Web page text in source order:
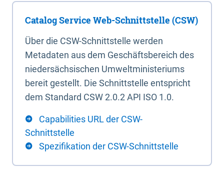
Catalog Service Web-Schnittstelle (CSW)
Über die CSW-Schnittstelle werden
Metadaten aus dem Geschäftsbereich des
niedersächsischen Umweltministeriums
bereit gestellt. Die Schnittstelle entspricht
dem Standard CSW 2.0.2 API ISO 1.0.
Capabilities URL der CSW-
Schnittstelle
Spezifikation der CSW-Schnittstelle